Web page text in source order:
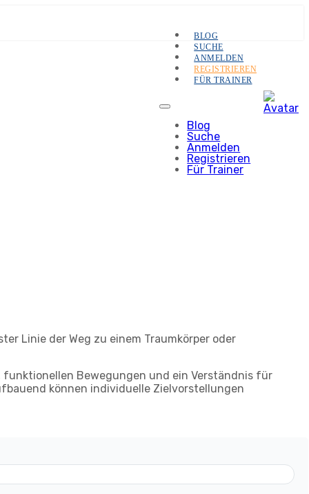
BLOG
SUCHE
ANMELDEN
REGISTRIEREN
FÜR TRAINER
Blog
Suche
Anmelden
Registrieren
Für Trainer
Linie der Weg zu einem Traumkörper oder
funktionellen Bewegungen und ein Verständnis für
können individuelle Zielvorstellungen